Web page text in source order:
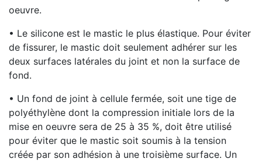
oeuvre.
• Le silicone est le mastic le plus élastique. Pour éviter
de fissurer, le mastic doit seulement adhérer sur les
deux surfaces latérales du joint et non la surface de
fond.
• Un fond de joint à cellule fermée, soit une tige de
polyéthylène dont la compression initiale lors de la
mise en oeuvre sera de 25 à 35 %, doit être utilisé
pour éviter que le mastic soit soumis à la tension
créée par son adhésion à une troisième surface. Un